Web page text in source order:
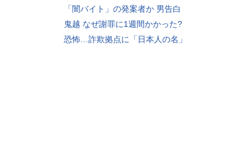
「闇バイト」の発案者か 男告白
鬼越 なぜ謝罪に1週間かかった?
恐怖…詐欺拠点に「日本人の名」